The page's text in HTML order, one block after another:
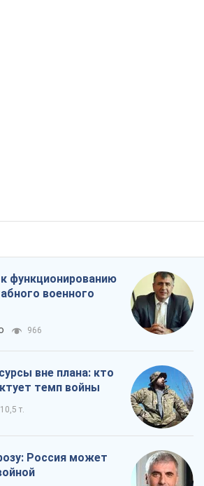
функционированию
военного
966
вне плана: кто
темп войны
10,5 т.
Россия может